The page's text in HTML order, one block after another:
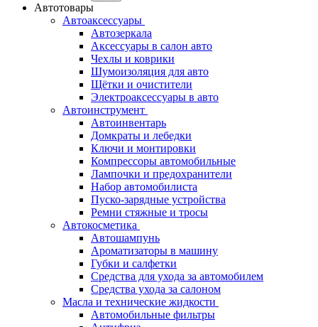
Автотовары
Автоаксессуары
Автозеркала
Аксессуары в салон авто
Чехлы и коврики
Шумоизоляция для авто
Щётки и очистители
Электроаксессуары в авто
Автоинструмент
Автоинвентарь
Домкраты и лебедки
Ключи и монтировки
Компрессоры автомобильные
Лампочки и предохранители
Набор автомобилиста
Пуско-зарядные устройства
Ремни стяжные и тросы
Автокосметика
Автошампунь
Ароматизаторы в машину
Губки и салфетки
Средства для ухода за автомобилем
Средства ухода за салоном
Масла и технические жидкости
Автомобильные фильтры